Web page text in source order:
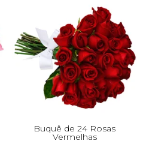
Buquê de 24 Rosas
Vermelhas